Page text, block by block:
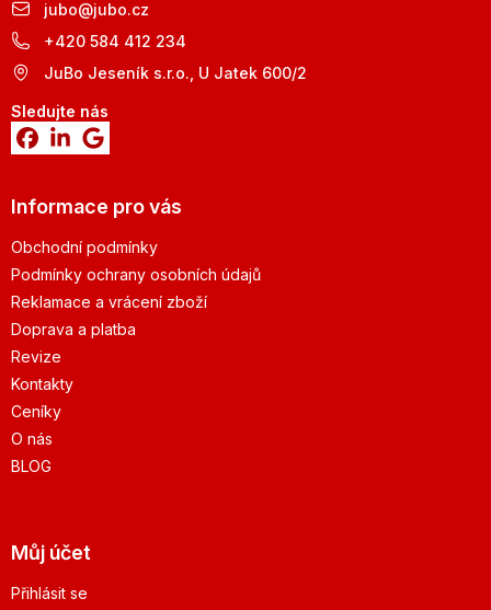
jubo@jubo.cz
+420 584 412 234
JuBo Jeseník s.r.o., U Jatek 600/2
Sledujte nás
Informace pro vás
Obchodní podmínky
Podmínky ochrany osobních údajů
Reklamace a vrácení zboží
Doprava a platba
Revize
Kontakty
Ceníky
O nás
BLOG
Můj účet
Přihlásit se